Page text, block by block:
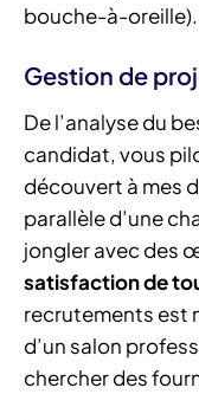
bouche-à-oreille).
Gestion de
De l’analyse du
candidat, vous
découvert à mes
parallèle d’une
jongler avec des
satisfaction de
recrutements est
d’un salon
chercher des